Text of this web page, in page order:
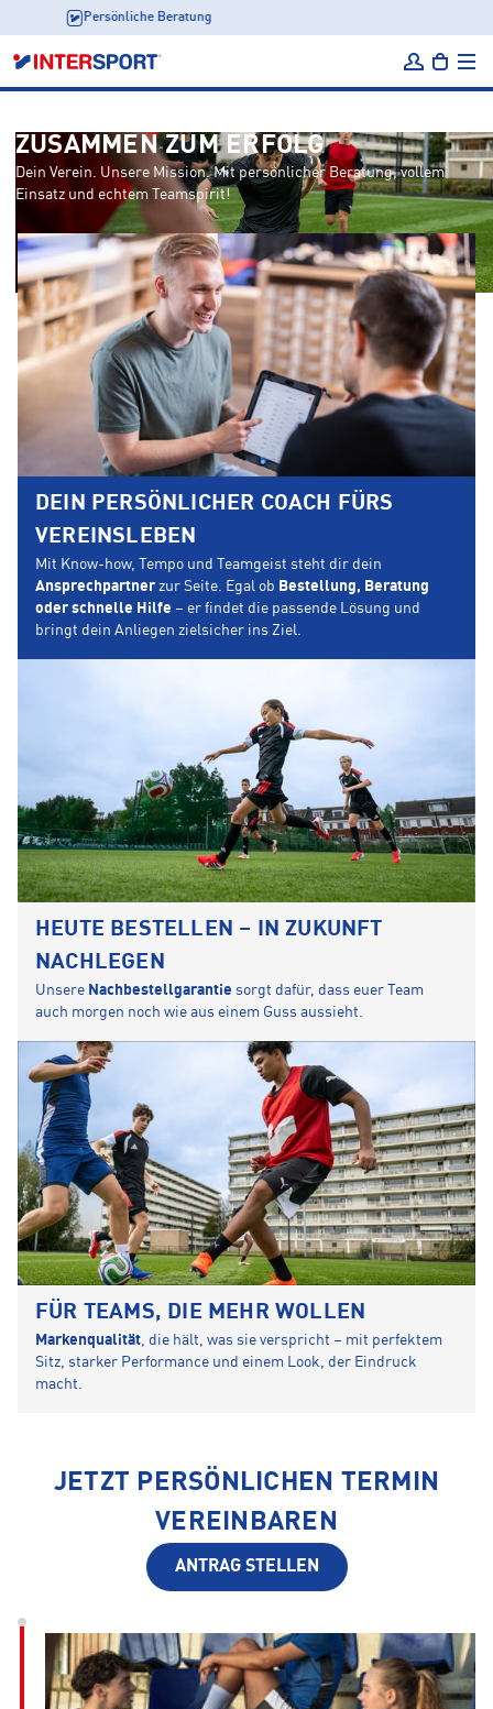
Professionelle Veredelung
ZUSAMMEN ZUM ERFOLG
Dein Verein. Unsere Mission. Mit persönlicher Beratung, vollem
Einsatz und echtem Teamspirit!
DEIN PERSÖNLICHER COACH FÜRS
VEREINSLEBEN
Mit Know-how, Tempo und Teamgeist steht dir dein
Ansprechpartnerzur Seite. Egal ob Bestellung, Beratung
oder schnelle Hilfe – er findet die passende Lösung und
bringt dein Anliegen zielsicher ins Ziel.
HEUTE BESTELLEN – IN ZUKUNFT
NACHLEGEN
Unsere Nachbestellgarantie sorgt dafür, dass euer Team
auch morgen noch wie aus einem Guss aussieht.
FÜR TEAMS, DIE MEHR WOLLEN
Markenqualität , die hält, was sie verspricht – mit perfektem
Sitz, starker Performance und einem Look, der Eindruck
macht.
JETZT PERSÖNLICHEN TERMIN
VEREINBAREN
ANTRAG STELLEN